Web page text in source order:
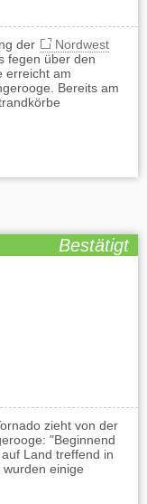
der
Nordwest
fegen über den
erreicht am
Bereits am
Bestätigt
zieht von der
"Beginnend
Land treffend in
einige